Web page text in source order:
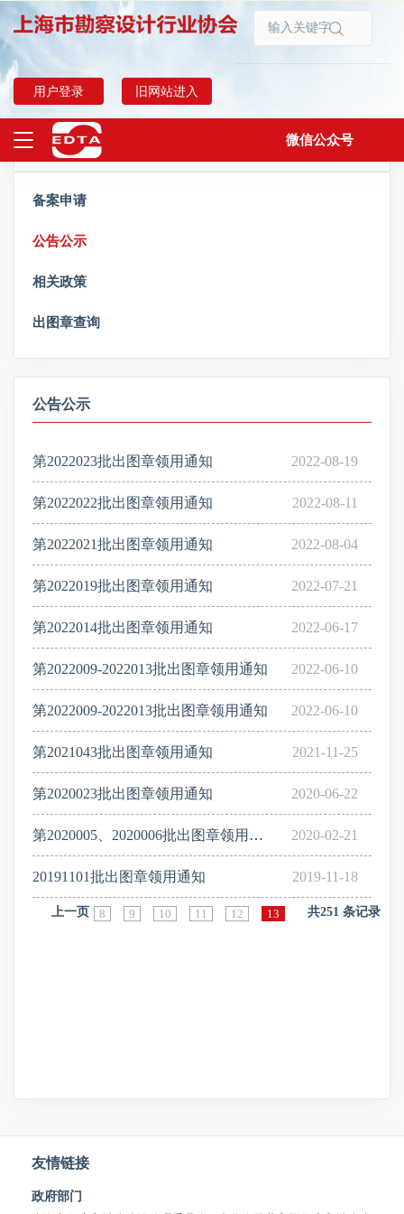
用户登录 旧网站进入
微信公众号
首页 出图章管理 公告公示
出图章管理
备案申请
公告公示
相关政策
出图章查询
公告公示
第2022023批出图章领用通知 2022-08-19
第2022022批出图章领用通知 2022-08-11
第2022021批出图章领用通知 2022-08-04
第2022019批出图章领用通知 2022-07-21
第2022014批出图章领用通知 2022-06-17
第2022009-2022013批出图章领用通知 2022-06-10
第2022009-2022013批出图章领用通知 2022-06-10
第2021043批出图章领用通知 2021-11-25
第2020023批出图章领用通知 2020-06-22
第2020005、2020006批出图章领用通知 2020-02-21
20191101批出图章领用通知 2019-11-18
上一页 8 9 10 11 12 13 共251条记录
友情链接
政府部门